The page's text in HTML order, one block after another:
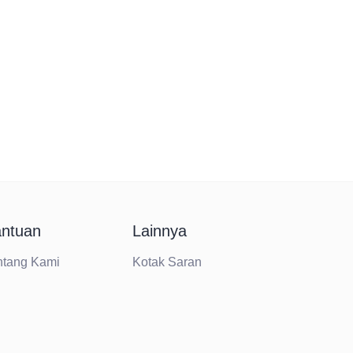
Kami
Lainnya
Kotak Saran